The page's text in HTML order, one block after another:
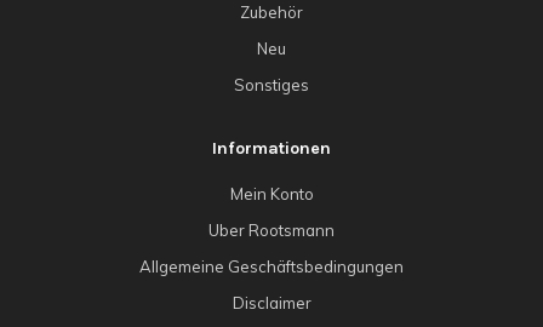
Zubehör
Neu
Sonstiges
Informationen
Mein Konto
Uber Rootsmann
Allgemeine Geschäftsbedingungen
Disclaimer